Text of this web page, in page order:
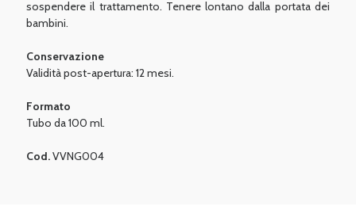
sospendere il trattamento. Tenere lontano dalla portata dei
bambini.
Conservazione
Validità post-apertura: 12 mesi.
Formato
Tubo da 100 ml.
Cod.VVNG004